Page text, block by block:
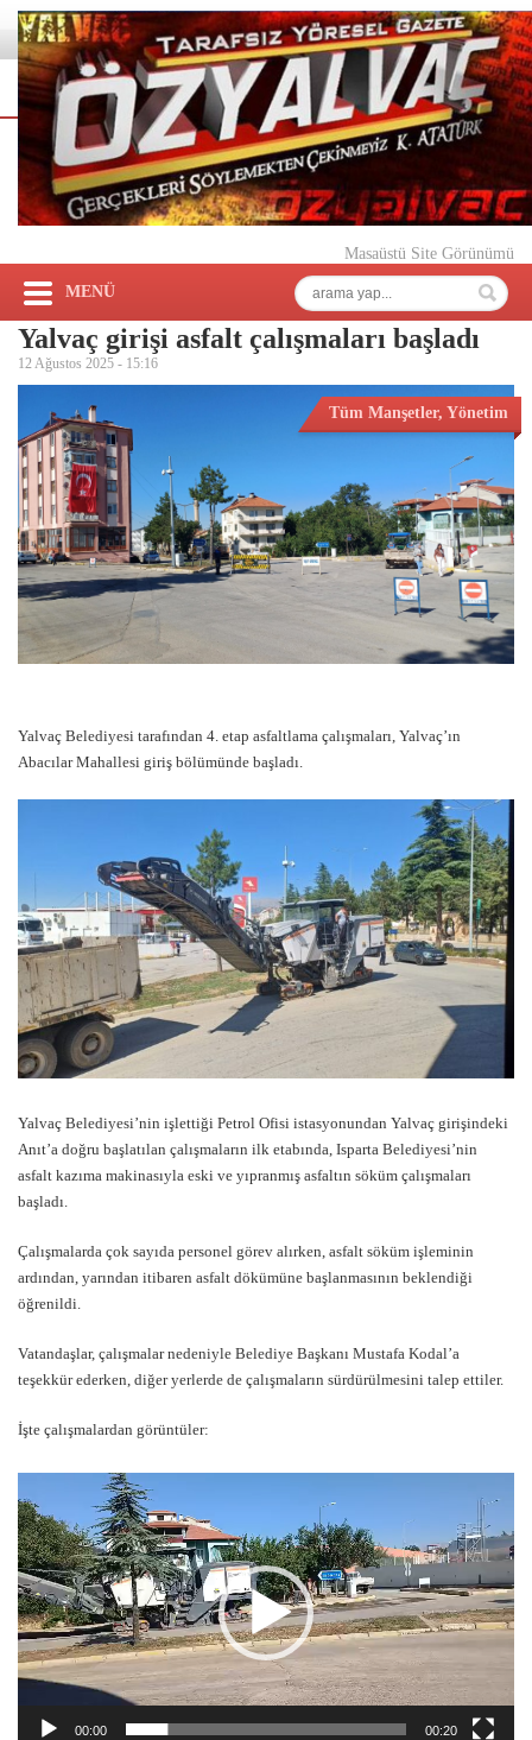
Masaüstü Site Görünümü
MENÜ
Yalvaç girişi asfalt çalışmaları başladı
12 Ağustos 2025 - 15:16
Tüm Manşetler, Yönetim
Yalvaç Belediyesi tarafından 4. etap asfaltlama çalışmaları, Yalvaç’ın
Abacılar Mahallesi giriş bölümünde başladı.
Yalvaç Belediyesi’nin işlettiği Petrol Ofisi istasyonundan Yalvaç girişindeki
Anıt’a doğru başlatılan çalışmaların ilk etabında, Isparta Belediyesi’nin
asfalt kazıma makinasıyla eski ve yıpranmış asfaltın söküm çalışmaları
başladı.
Çalışmalarda çok sayıda personel görev alırken, asfalt söküm işleminin
ardından, yarından itibaren asfalt dökümüne başlanmasının beklendiği
öğrenildi.
Vatandaşlar, çalışmalar nedeniyle Belediye Başkanı Mustafa Kodal’a
teşekkür ederken, diğer yerlerde de çalışmaların sürdürülmesini talep ettiler.
İşte çalışmalardan görüntüler:
oynatıcı
00:00 00:20